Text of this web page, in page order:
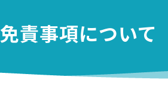
免責事項について